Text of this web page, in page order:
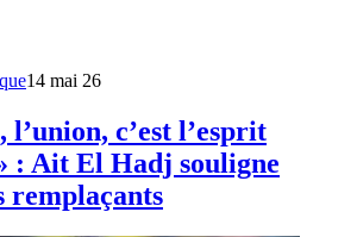
14 mai 26
l’union, c’est l’esprit
: Ait El Hadj souligne
remplaçants